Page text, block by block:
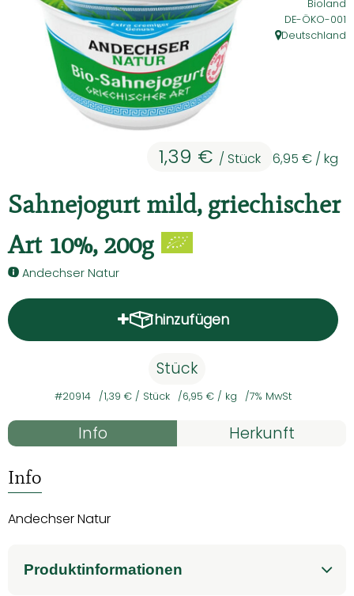
Kühltheke
Backwaren
Vorratskammer
Hoffest 2026
Unser Hof
Hauslieferservice - So geht's
Sahnejogurt mild, griechischer
Art 10%, 200g
Andechser Natur
1,39 € / Stück 6,95 € / kg
Bioland
,DE-ÖKO-001
, Herkunft:
Deutschland
hinzufügen
Produkt zum Warenkorb
Stück
#20914 1,39 € / Stück 6,95 € / kg 7% MwSt
Rezepte
Info Herkunft
Info
Andechser Natur
Produktinformationen